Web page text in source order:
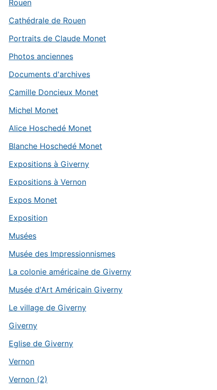
Rouen
Cathédrale de Rouen
Portraits de Claude Monet
Photos anciennes
Documents d'archives
Camille Doncieux Monet
Michel Monet
Alice Hoschedé Monet
Blanche Hoschedé Monet
Expositions à Giverny
Expositions à Vernon
Expos Monet
Exposition
Musées
Musée des Impressionnismes
La colonie américaine de Giverny
Musée d'Art Américain Giverny
Le village de Giverny
Giverny
Eglise de Giverny
Vernon
Vernon (2)